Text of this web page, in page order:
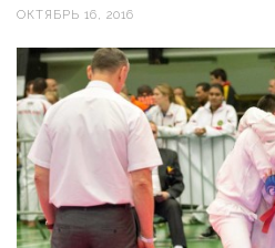
ОКТЯБРЬ 16, 2016